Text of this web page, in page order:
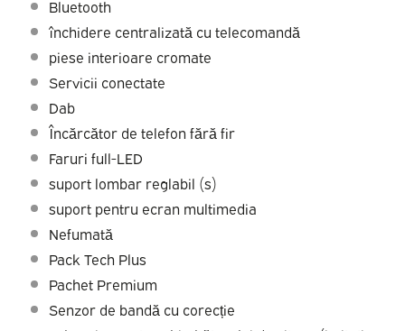
Bluetooth
închidere centralizată cu telecomandă
piese interioare cromate
Servicii conectate
Dab
Încărcător de telefon fără fir
Faruri full-LED
suport lombar reglabil (s)
suport pentru ecran multimedia
Nefumată
Pack Tech Plus
Pachet Premium
Senzor de bandă cu corecție